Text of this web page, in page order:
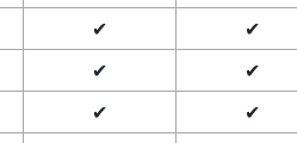
✔
✔
✔
✔
✔
✔